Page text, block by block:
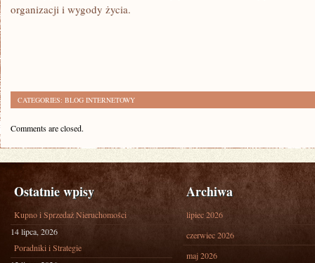
organizacji i wygody życia.
CATEGORIES: BLOG INTERNETOWY
Comments are closed.
Ostatnie wpisy
Kupno i Sprzedaż Nieruchomości
14 lipca, 2026
Poradniki i Strategie
Archiwa
lipiec 2026
czerwiec 2026
maj 2026